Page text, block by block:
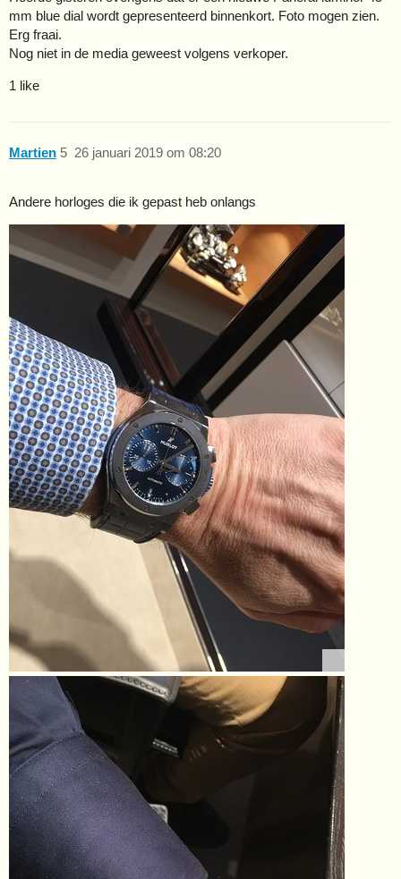
mm blue dial wordt gepresenteerd binnenkort. Foto mogen zien.
Erg fraai.
Nog niet in de media geweest volgens verkoper.
1 like
Martien 26 januari 2019 om 08:20
5
Andere horloges die ik gepast heb onlangs